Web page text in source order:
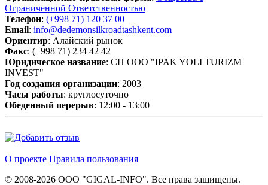
Ограниченной Ответственностью
Телефон: (+998 71) 120 37 00
Email: info@dedemonsilkroadtashkent.com
Ориентир: Алайский рынок
Факс: (+998 71) 234 42 42
Юридическое название: СП ООО "IPAK YOLI TURIZM
INVEST"
Год создания организации: 2003
Часы работы: круглосуточно
Обеденный перерыв: 12:00 - 13:00
О проекте Правила пользования
© 2008-2026 ООО "GIGAL-INFO". Все права защищены.